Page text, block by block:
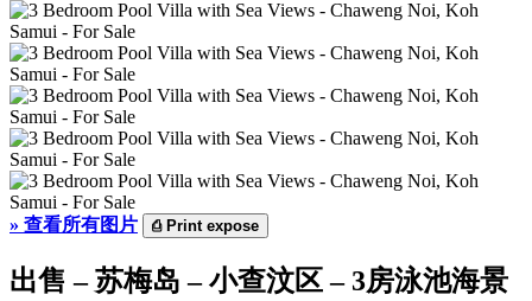
» 查看所有图片 ⎙Print expose
出售 – 苏梅岛 – 小查汶区 – 3房泳池海景